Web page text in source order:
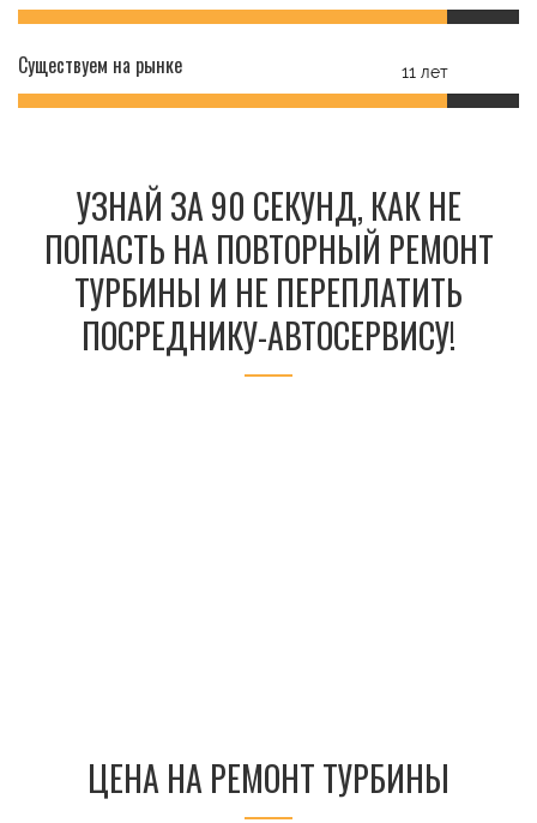
Существуем на рынке 11 лет
УЗНАЙ ЗА 90 СЕКУНД, КАК НЕ
ПОПАСТЬ НА ПОВТОРНЫЙ РЕМОНТ
ТУРБИНЫ И НЕ ПЕРЕПЛАТИТЬ
ПОСРЕДНИКУ-АВТОСЕРВИСУ!
ЦЕНА НА РЕМОНТ ТУРБИНЫ